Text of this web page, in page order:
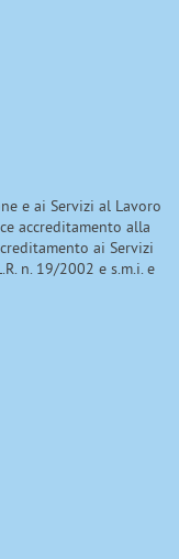
e ai Servizi al Lavoro
accreditamento alla
ai Servizi
n. 19/2002 e s.m.i. e